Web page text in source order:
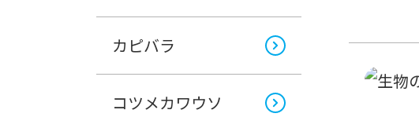
カピバラ
コツメカワウソ